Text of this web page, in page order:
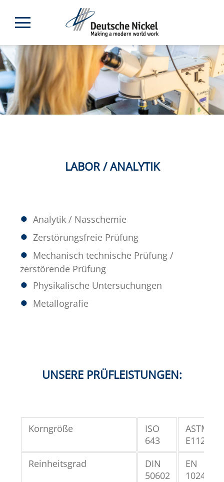
LABOR / ANALYTIK
Analytik / Nasschemie
Zerstörungsfreie Prüfung
Mechanisch technische Prüfung /
zerstörende Prüfung
Physikalische Untersuchungen
Metallografie
UNSERE PRÜFLEISTUNGEN:
Korngröße
ISO
643
ASTM
E112
Reinheitsgrad
DIN
50602
EN
10247